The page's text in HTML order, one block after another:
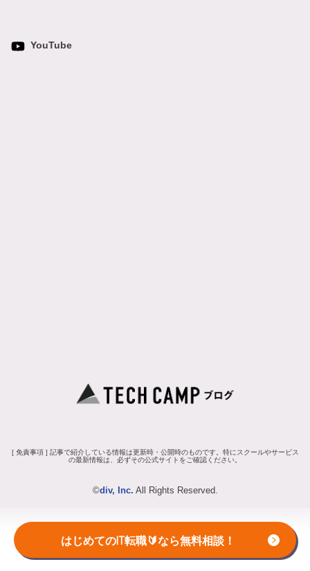
はじめてのIT転職🔰なら無料相談！
YouTube
[ 免責事項 ] 記事で紹介している情報は更新時・公開時のものです。特にスクールやサービス
の最新情報は、必ずその公式サイトをご確認ください。
©div, Inc. All Rights Reserved.